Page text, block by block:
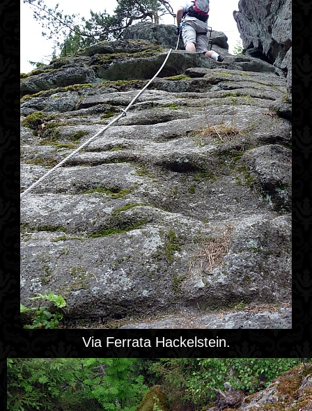
Via Ferrata Hackelstein.